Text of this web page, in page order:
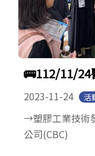
🚌112/11/24
2023-11-24 活
→塑膠工業技術
公司(CBC)